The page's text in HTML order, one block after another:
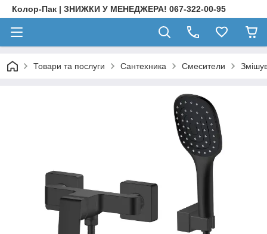
Колор-Пак | ЗНИЖКИ У МЕНЕДЖЕРА! 067-322-00-95
Товари та послуги Сантехника Смесители